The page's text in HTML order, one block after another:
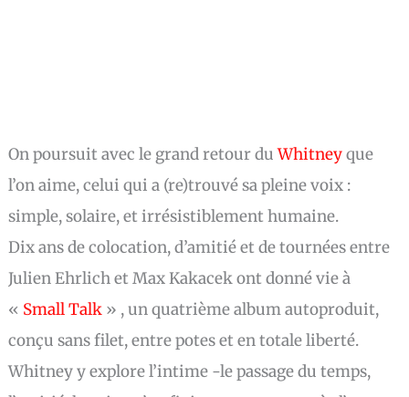
On poursuit avec le grand retour duWhitneyque
l’on aime, celui qui a (re)trouvé sa pleine voix :
simple, solaire, et irrésistiblement humaine.
Dix ans de colocation, d’amitié et de tournées entre
Julien Ehrlich et Max Kakacek ont donné vie à
« Small Talk » , un quatrième album autoproduit,
conçu sans filet, entre potes et en totale liberté.
Whitney y explore l’intime -le passage du temps,